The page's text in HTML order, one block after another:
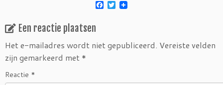
F
o
T
w
e
r
Een reactie plaatsen
Het e-mailadres wordt niet gepubliceerd. Vereiste velden
zijn gemarkeerd met *
Reactie *